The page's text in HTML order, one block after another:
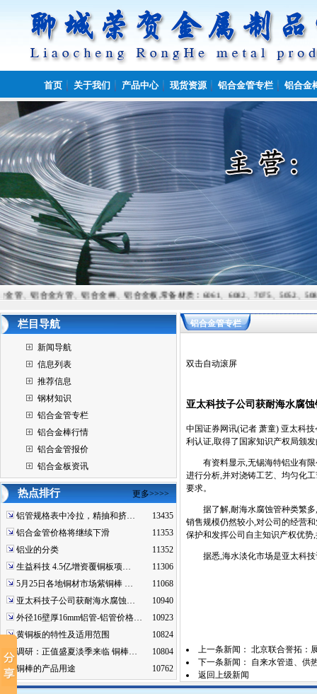
首页 关于我们 产品中心 现货资源 铝合金管专栏 铝合金
、铝合金方管、铝合金棒、铝合金板,常备材质：6061、6082、7075、5052、5083
栏目导航
新闻导航
信息列表
推荐信息
钢材知识
铝合金管专栏
铝合金棒行情
铝合金管报价
铝合金板资讯
热点排行 更多>>>>
铝管规格表中冷拉，精抽和挤…
13435
铝合金管价格将继续下滑
11353
铝业的分类
11352
生益科技 4.5亿增资覆铜板项…
11306
5月25日各地铜材市场紫铜棒 …
11068
亚太科技子公司获耐海水腐蚀…
10940
外径16壁厚16mm铝管-铝管价格…
10923
黄铜板的特性及适用范围
10824
调研：正值盛夏淡季来临 铜棒…
10804
铜棒的产品用途
10762
铝合金管专栏
双击自动滚屏
亚太科技子公司获耐海水腐
中国证券网讯(记者 萧童) 亚太科
利认证,取得了国家知识产权局颁
有资料显示,无锡海特铝业有限
进行分析,并对浇铸工艺、均匀化
要求。
据了解,耐海水腐蚀管种类繁多,
销售规模仍然较小,对公司的经营
保护和发挥公司自主知识产权优
据悉,海水淡化市场是亚太科技
上一条新闻： 北京联合誉拓：
下一条新闻：
自来水管道、供
返回上级新闻